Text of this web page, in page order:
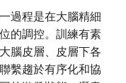
過程是在大腦精細
的調控。訓練有素
腦皮層、皮層下各
繫趨於有序化和協